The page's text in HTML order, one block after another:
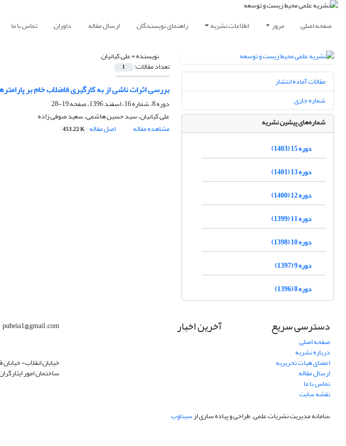
صفحه اصلی مرور اطلاعات نشریه راهنمای نویسندگان ارسال مقاله داوران تماس با ما
نویسنده =علی کیانیان
تعداد مقالات: 1
بررسی اثرات ناشی از به کارگیری فاضلاب خام بر
دوره 8، شماره 16، اسفند 1396، صفحه
19-28
علی کیانیان، سید حسین هاشمی، سعید صوفی زاده
مشاهده مقاله
اصل مقاله 453.22 K
مقالات آماده انتشار
شماره جاری
شماره‌های پیشین نشریه
دوره 15 (1403)
دوره 13 (1401)
دوره 12 (1400)
دوره 11 (1399)
دوره 10 (1398)
دوره 9 (1397)
دوره 8 (1396)
دسترسی سریع
صفحه اصلی
درباره نشریه
اعضای هیات تحریریه
ارسال مقاله
تماس با ما
نقشه سایت
آخرین اخبار pubeia1@gmail.com تلفکس انجمن: 66950848- 021
ساختمان امور
سامانه مدیریت نشریات علمی.طراحی و پیاده سازی ازسیناوب